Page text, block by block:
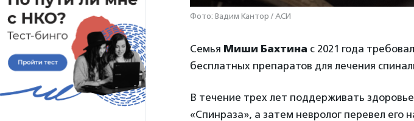
Фото: Вадим Кантор / АСИ
Семья Миши Бахтина с 2021 года
бесплатных препаратов для лечения
В течение трех лет поддерживать
«Спинраза», а затем невролог перевел его